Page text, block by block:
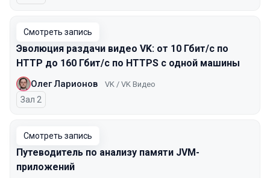
Смотреть запись
Эволюция раздачи видео VK: от 10 Гбит/с по
HTTP до 160 Гбит/с по HTTPS с одной машины
Олег Ларионов VK / VK Видео
Зал 2
Смотреть запись
Путеводитель по анализу памяти JVM-
приложений